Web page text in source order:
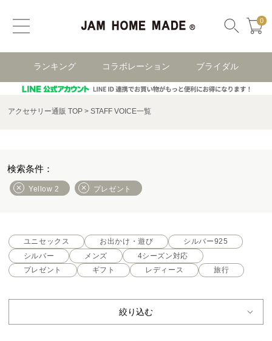
0
ランキング コラボレーション ブライダル
アクセサリー通販 TOP STAFF VOICE一覧
Yellow 2 プレゼント
ユニセックス お出かけ・遊び
シルバー925
シルバー
メンズ
4シーズン対応
プレゼント
ギフト レディース 旅行
絞り込む